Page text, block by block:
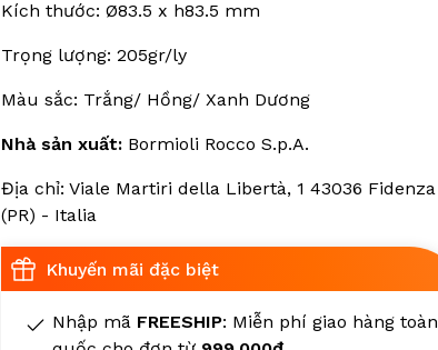
Kích thước: Ø83.5 x h83.5 mm
Trọng lượng: 205gr/ly
Màu sắc: Trắng/ Hồng/ Xanh Dương
Nhà sản xuất: Bormioli Rocco S.p.A.
Địa chỉ: Viale Martiri della Libertà, 1 43036 Fidenza
(PR) - Italia
Khuyến mãi đặc biệt
Nhập mã FREESHIP: Miễn phí giao hàng toàn